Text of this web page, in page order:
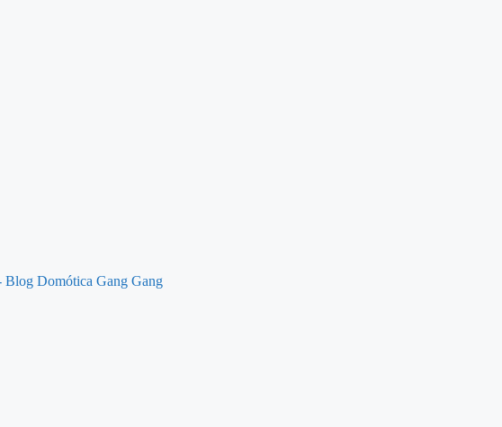
Blog Domótica Gang Gang